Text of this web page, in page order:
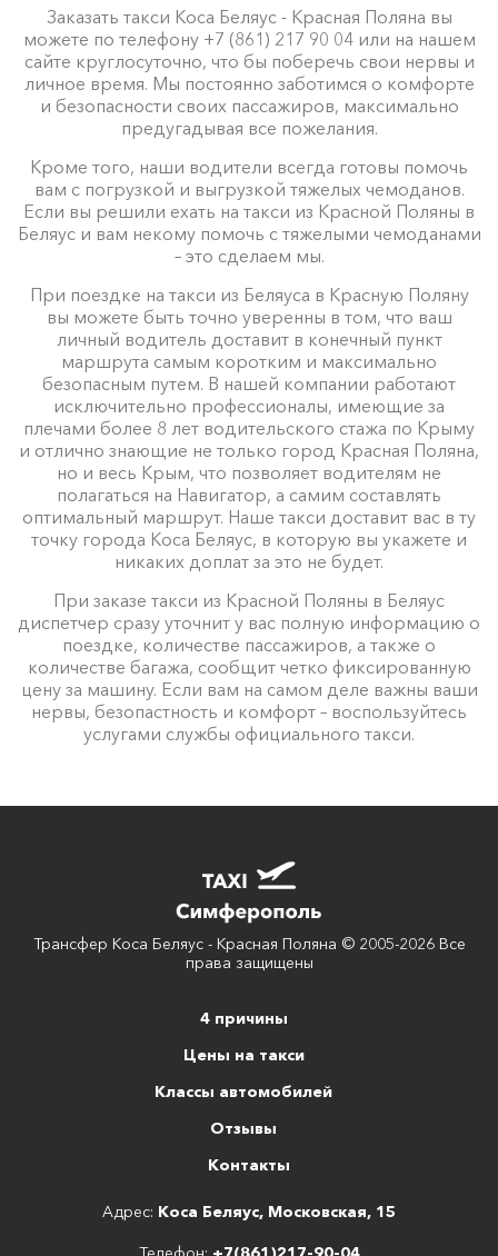
Заказать такси Коса Беляус - Красная Поляна вы
можете по телефону +7 (861) 217 90 04 или на нашем
сайте круглосуточно, что бы поберечь свои нервы и
личное время. Мы постоянно заботимся о комфорте
и безопасности своих пассажиров, максимально
предугадывая все пожелания.
Кроме того, наши водители всегда готовы помочь
вам с погрузкой и выгрузкой тяжелых чемоданов.
Если вы решили ехать на такси из Красной Поляны в
Беляус и вам некому помочь с тяжелыми чемоданами
– это сделаем мы.
При поездке на такси из Беляуса в Красную Поляну
вы можете быть точно уверенны в том, что ваш
личный водитель доставит в конечный пункт
маршрута самым коротким и максимально
безопасным путем. В нашей компании работают
исключительно профессионалы, имеющие за
плечами более 8 лет водительского стажа по Крыму
и отлично знающие не только город Красная Поляна,
но и весь Крым, что позволяет водителям не
полагаться на Навигатор, а самим составлять
оптимальный маршрут. Наше такси доставит вас в ту
точку города Коса Беляус, в которую вы укажете и
никаких доплат за это не будет.
При заказе такси из Красной Поляны в Беляус
диспетчер сразу уточнит у вас полную информацию о
поездке, количестве пассажиров, а также о
количестве багажа, сообщит четко фиксированную
цену за машину. Если вам на самом деле важны ваши
нервы, безопастность и комфорт – воспользуйтесь
услугами службы официального такси.
Трансфер Коса Беляус - Красная Поляна © 2005-2026 Все
права защищены
4 причины
Цены на такси
Классы автомобилей
Отзывы
Контакты
Адрес: Коса Беляус, Московская, 15